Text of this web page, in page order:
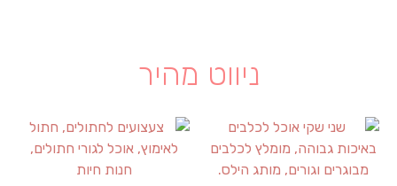
ניווט מהיר